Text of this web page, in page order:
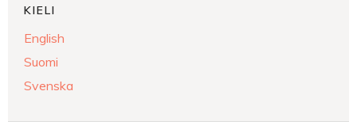
KIELI
English
Suomi
Svenska